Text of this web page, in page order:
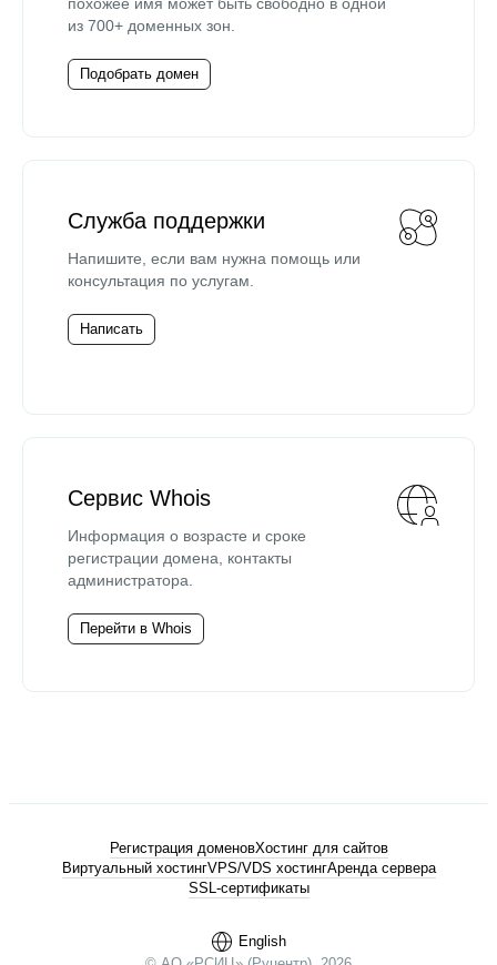
из 700+ доменных зон.
Подобрать домен
Служба поддержки
Напишите, если вам нужна помощь или
консультация по услугам.
Написать
Сервис Whois
Информация о возрасте и сроке
регистрации домена, контакты
администратора.
Перейти в Whois
English
Регистрация доменовХостинг для сайтов
Виртуальный хостингVPS/VDS хостингАренда сервера
SSL-сертификаты